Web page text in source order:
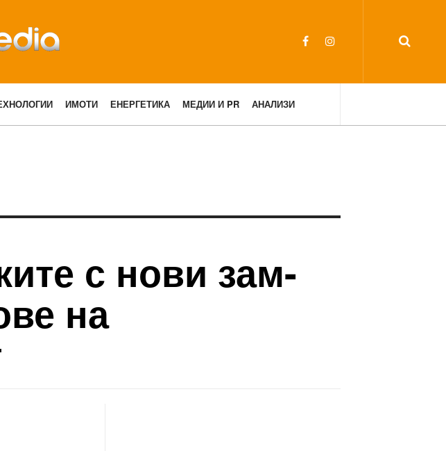
ИМОТИ ЕНЕРГЕТИКА МЕДИИ И PR АНАЛИЗИ
с нови зам-
на